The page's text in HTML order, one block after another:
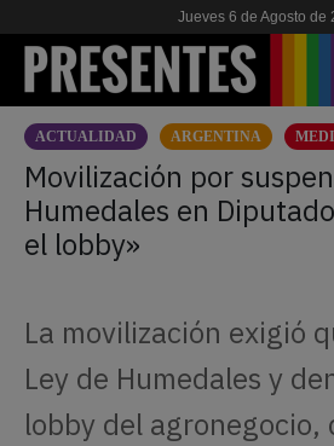
Jueves 6 de Agosto de
ACTUALIDAD
INVESTIGACIONES
VIH & SIDA
ESCUELA
NOSOTRES
ACTUALIDAD ARGENTINA
Movilización por
Humedales en
el lobby»
La movilización exigió
Ley de Humedales y
lobby del agronegocio,